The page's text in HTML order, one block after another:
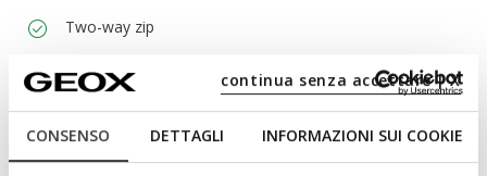
CONSENSO DETTAGLI INFORMAZIONI SUI COOKIE
continua senza accettare | X
Two-way zip
2 external pockets